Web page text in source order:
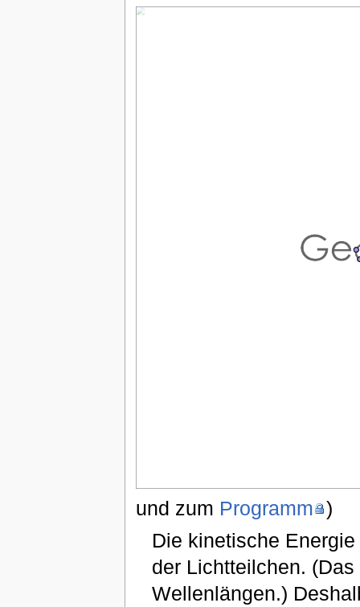
und zum Programm
)
Die kinetische
der Lichtteilchen.
Wellenlängen.)